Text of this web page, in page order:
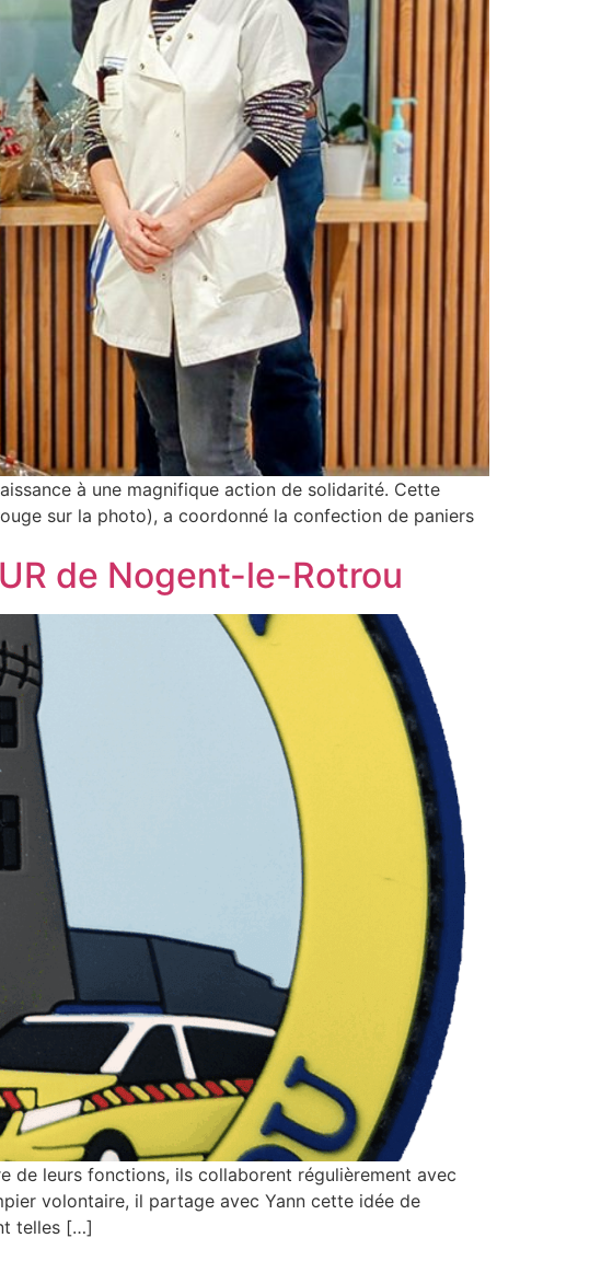
à une magnifique action de solidarité. Cette
sur la photo), a coordonné la confection de paniers
de Nogent-le-Rotrou
de leurs fonctions, ils collaborent régulièrement avec
volontaire, il partage avec Yann cette idée de
telles […]